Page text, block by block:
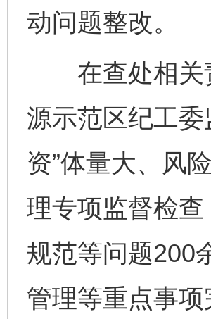
动问题整改。
在查处相关
源示范区纪工
资”体量大、风
理专项监督检
规范等问题200
管理等重点事